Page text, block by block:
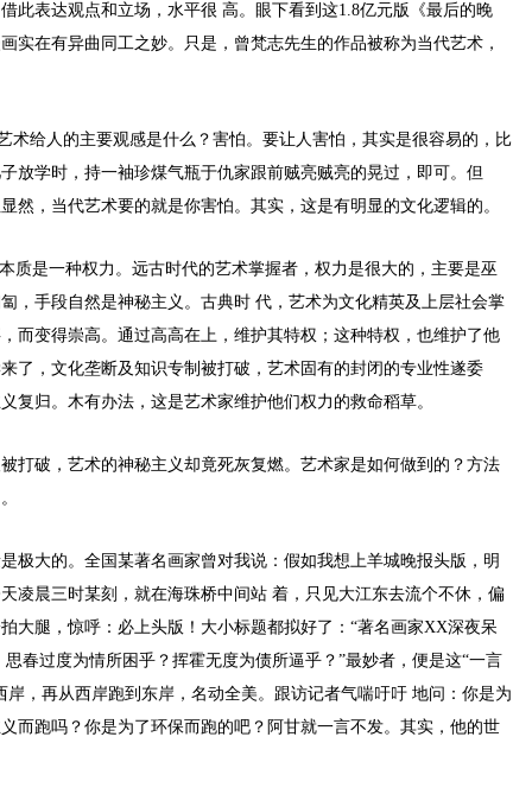
此表达观点和立场，水平很 高。眼下看到这1.8亿元版《最后的晚
实在有异曲同工之妙。只是，曾梵志先生的作品被称为当代艺术，
术给人的主要观感是什么？害怕。要让人害怕，其实是很容易的，比
放学时，持一袖珍煤气瓶于仇家跟前贼亮贼亮的晃过，即可。但
然，当代艺术要的就是你害怕。其实，这是有明显的文化逻辑的。
质是一种权力。远古时代的艺术掌握者，权力是很大的，主要是巫
，手段自然是神秘主义。古典时 代，艺术为文化精英及上层社会掌
而变得崇高。通过高高在上，维护其特权；这种特权，也维护了他
了，文化垄断及知识专制被打破，艺术固有的封闭的专业性遂委
复归。木有办法，这是艺术家维护他们权力的救命稻草。
打破，艺术的神秘主义却竟死灰复燃。艺术家是如何做到的？方法
极大的。全国某著名画家曾对我说：假如我想上羊城晚报头版，明
凌晨三时某刻，就在海珠桥中间站 着，只见大江东去流个不休，偏
腿，惊呼：必上头版！大小标题都拟好了：“著名画家XX深夜呆
春过度为情所困乎？挥霍无度为债所逼乎？”最妙者，便是这“一言
岸，再从西岸跑到东岸，名动全美。跟访记者气喘吁吁 地问：你是为
而跑吗？你是为了环保而跑的吧？阿甘就一言不发。其实，他的世